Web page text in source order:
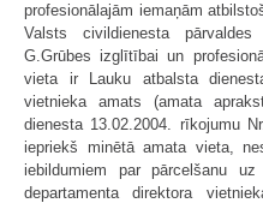
profesionālajām iemaņām
Valsts civildienesta
G.Grūbes izglītībai un
vieta ir Lauku atbalsta
vietnieka amats (amata
dienesta 13.02.2004. rīkojumu
iepriekš minētā amata vieta,
iebildumiem par pārcelšanu
departamenta direktora